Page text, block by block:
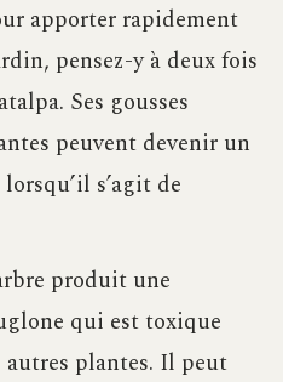
apporter rapidement
pensez-y à deux fois
Ses gousses
peuvent devenir un
s’agit de
produit une
qui est toxique
autres plantes. Il peut